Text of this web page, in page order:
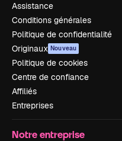
Assistance
Conditions générales
Politique de confidentialité
Originaux Nouveau
Politique de cookies
Centre de confiance
Affiliés
Entreprises
Notre entreprise